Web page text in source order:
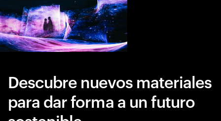
Descubre nuevos materiales
para dar forma a un futuro